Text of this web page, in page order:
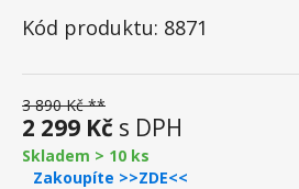
Kód produktu: 8871
3 890 Kč **
2 299 Kč s DPH
Skladem > 10 ks
Zakoupíte >>ZDE<<